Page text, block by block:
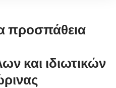
προσπάθεια
και ιδιωτικών